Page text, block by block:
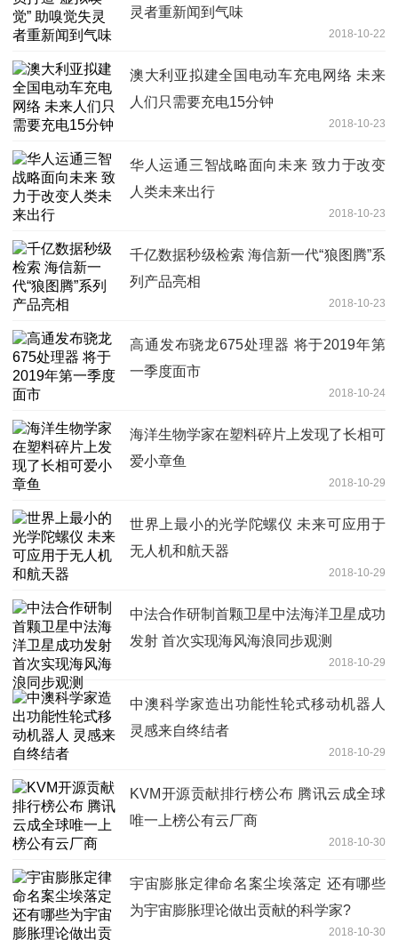
灵者重新闻到气味
2018-10-22
澳大利亚拟建全国电动车充电网络 未来
人们只需要充电15分钟
2018-10-23
华人运通三智战略面向未来 致力于改变
人类未来出行
2018-10-23
千亿数据秒级检索 海信新一代“狼图腾”系
列产品亮相
2018-10-23
高通发布骁龙675处理器 将于2019年第
一季度面市
2018-10-24
海洋生物学家在塑料碎片上发现了长相可
爱小章鱼
2018-10-29
世界上最小的光学陀螺仪 未来可应用于
无人机和航天器
2018-10-29
中法合作研制首颗卫星中法海洋卫星成功
发射 首次实现海风海浪同步观测
2018-10-29
中澳科学家造出功能性轮式移动机器人
灵感来自终结者
2018-10-29
KVM开源贡献排行榜公布 腾讯云成全球
唯一上榜公有云厂商
2018-10-30
宇宙膨胀定律命名案尘埃落定 还有哪些
为宇宙膨胀理论做出贡献的科学家?
2018-10-30